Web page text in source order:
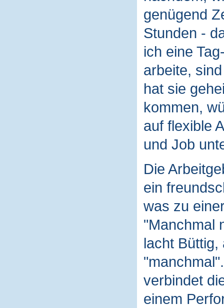
genügend
Stunden -
ich eine
arbeite,
hat sie
kommen,
auf flexible
und Job
Die
ein
was zu
"Manchmal
lacht
verbindet
einem